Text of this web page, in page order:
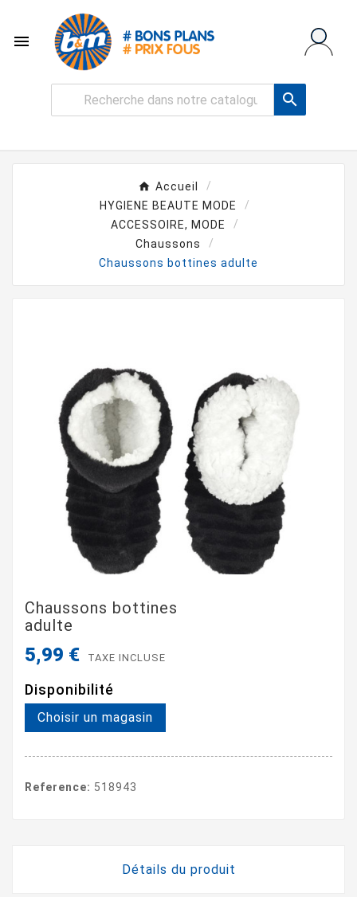


Accueil
HYGIENE BEAUTE MODE
ACCESSOIRE, MODE
Chaussons
Chaussons bottines adulte
Chaussons bottines
adulte
5,99 € TAXE INCLUSE
Disponibilité
Choisir un magasin
Reference: 518943
Détails du produit